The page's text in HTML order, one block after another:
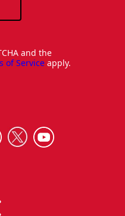
and the
of Service apply.